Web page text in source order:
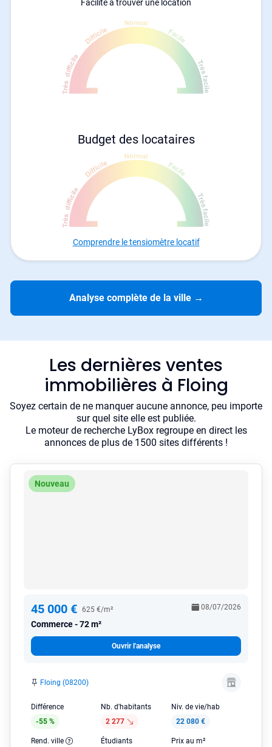
Facilité à trouver une location
Budget des locataires
Comprendre le tensiomètre locatif
Analyse complète de la ville →
Les dernières ventes
immobilières à Floing
Soyez certain de ne manquer aucune annonce, peu importe
sur quel site elle est publiée.
Le moteur de recherche LyBox regroupe en direct les
annonces de plus de 1500 sites différents !
Nouveau
45 000 € 625 €/m²
Commerce 72 m²
08/07/2026
Ouvrir l'analyse
Floing (08200)
Différence
-55 %
Nb. d'habitants
2 277
Niv. de vie/hab
22 080 €
Rend. ville
Étudiants
Prix au m²